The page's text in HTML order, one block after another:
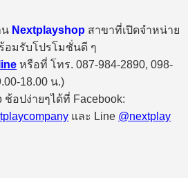
น Nextplayshop สาขาที่เปิดจำหน่าย
อมรับโปรโมชั่นดี ๆ
หรือที่ โทร. 087-984-2890, 098-
18.00 น.)
ช้อปง่ายๆได้ที่ Facebook:
และ Line @nextplay